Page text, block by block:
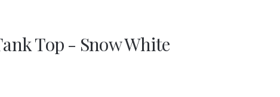
Top - Snow White